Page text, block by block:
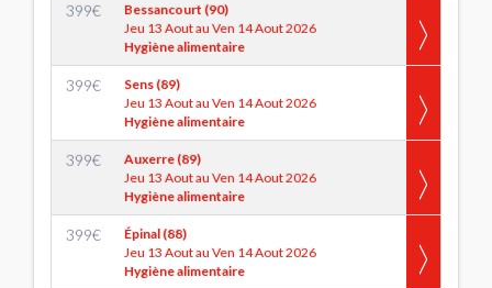
399€
Bessancourt (90)
Jeu 13 Aout au Ven 14 Aout 2026
Hygiène alimentaire
399€
Sens (89)
Jeu 13 Aout au Ven 14 Aout 2026
Hygiène alimentaire
399€
Auxerre (89)
Jeu 13 Aout au Ven 14 Aout 2026
Hygiène alimentaire
399€
Épinal (88)
Jeu 13 Aout au Ven 14 Aout 2026
Hygiène alimentaire